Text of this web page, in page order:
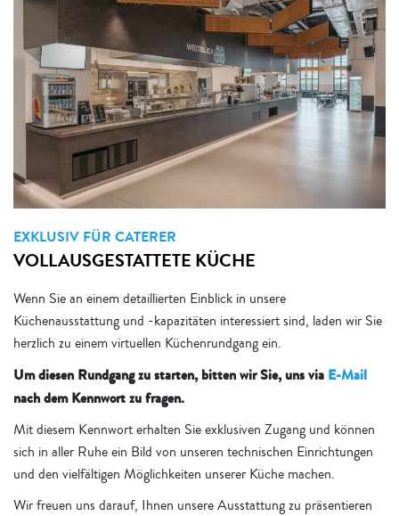
EXKLUSIV FÜR CATERER
VOLLAUSGESTATTETE KÜCHE
Wenn Sie an einem detaillierten Einblick in unsere
Küchenausstattung und -kapazitäten interessiert sind, laden wir Sie
herzlich zu einem virtuellen Küchenrundgang ein.
Um diesen Rundgang zu starten, bitten wir Sie, uns via E-Mail
nach dem Kennwort zu fragen.
Mit diesem Kennwort erhalten Sie exklusiven Zugang und können
sich in aller Ruhe ein Bild von unseren technischen Einrichtungen
und den vielfältigen Möglichkeiten unserer Küche machen.
Wir freuen uns darauf, Ihnen unsere Ausstattung zu präsentieren